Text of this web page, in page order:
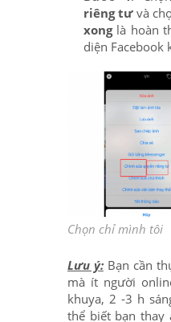
riêng tưvà
xonglà hoàn
diện Facebook
Chọn chỉ mình tôi
Lưu ý:Bạn cần
mà ít người
khuya, 2 -3 h
thể biết bạn thay